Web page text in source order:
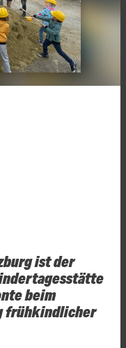
ist der
beim
frühkindlicher